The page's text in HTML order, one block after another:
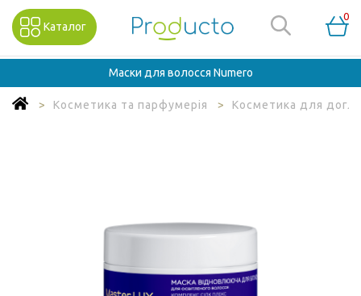
Каталог
0
Маски для волосся Numero
Косметика та парфумерія Косметика для